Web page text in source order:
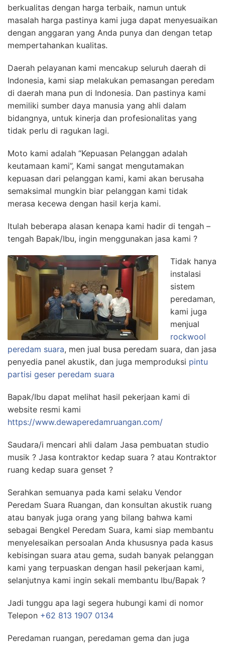
berkualitas dengan harga terbaik, namun untuk
masalah harga pastinya kami juga dapat menyesuaikan
dengan anggaran yang Anda punya dan dengan tetap
mempertahankan kualitas.
Daerah pelayanan kami mencakup seluruh daerah di
Indonesia, kami siap melakukan pemasangan peredam
di daerah mana pun di Indonesia. Dan pastinya kami
memiliki sumber daya manusia yang ahli dalam
bidangnya, untuk kinerja dan profesionalitas yang
tidak perlu di ragukan lagi.
Moto kami adalah “Kepuasan Pelanggan adalah
keutamaan kami”, Kami sangat mengutamakan
kepuasan dari pelanggan kami, kami akan berusaha
semaksimal mungkin biar pelanggan kami tidak
merasa kecewa dengan hasil kerja kami.
Itulah beberapa alasan kenapa kami hadir di tengah –
tengah Bapak/Ibu, ingin menggunakan jasa kami ?
Tidak hanya
instalasi
sistem
peredaman,
kami juga
menjual
rockwool
peredam suara, men jual busa peredam suara, dan jasa
penyedia panel akustik, dan juga memproduksi pintu
partisi geser peredam suara
Bapak/Ibu dapat melihat hasil pekerjaan kami di
website resmi kami
https://www.dewaperedamruangan.com/
Saudara/i mencari ahli dalam Jasa pembuatan studio
musik ? Jasa kontraktor kedap suara ? atau Kontraktor
ruang kedap suara genset ?
Serahkan semuanya pada kami selaku Vendor
Peredam Suara Ruangan, dan konsultan akustik ruang
atau banyak juga orang yang bilang bahwa kami
sebagai Bengkel Peredam Suara, kami siap membantu
menyelesaikan persoalan Anda khususnya pada kasus
kebisingan suara atau gema, sudah banyak pelanggan
kami yang terpuaskan dengan hasil pekerjaan kami,
selanjutnya kami ingin sekali membantu Ibu/Bapak ?
Jadi tunggu apa lagi segera hubungi kami di nomor
Telepon +62 813 1907 0134
Peredaman ruangan, peredaman gema dan juga